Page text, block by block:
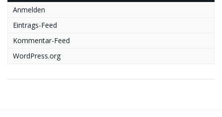
Anmelden
Eintrags-Feed
Kommentar-Feed
WordPress.org